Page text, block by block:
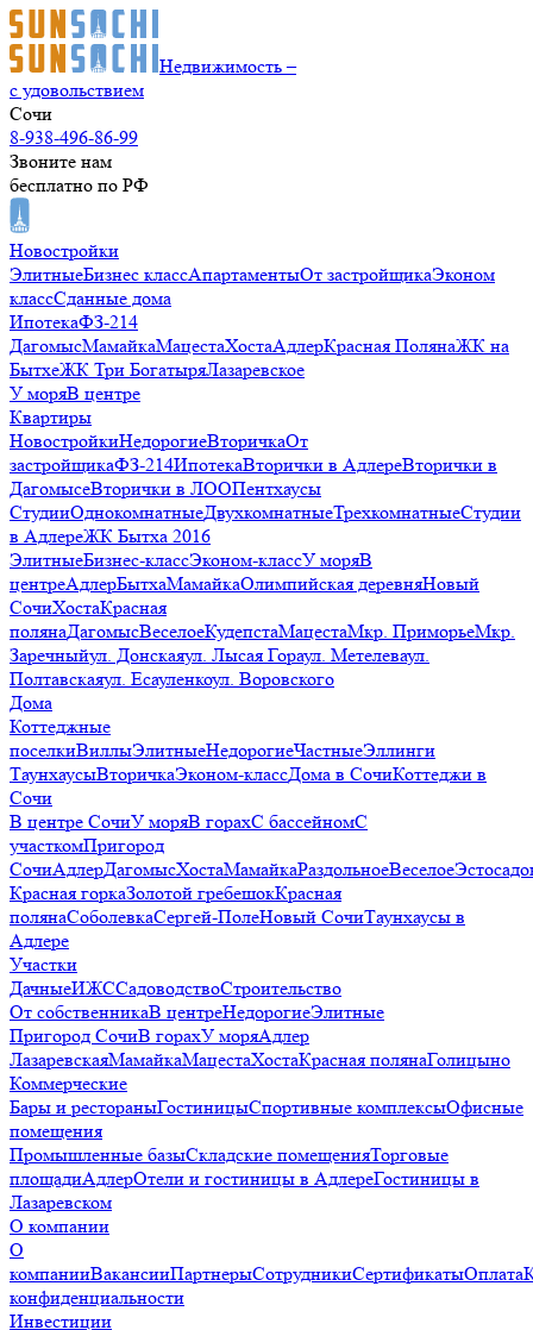
Недвижимость –
с удовольствием
Сочи
8-938-496-86-99
Звоните нам
бесплатно по РФ
Новостройки
ЭлитныеБизнес классАпартаментыОт застройщикаЭконом
классСданные дома
ИпотекаФЗ-214
ДагомысМамайкаМацестаХостаАдлерКрасная ПолянаЖК на
БытхеЖК Три БогатыряЛазаревское
У моряВ центре
Квартиры
НовостройкиНедорогиеВторичкаОт
застройщикаФЗ-214ИпотекаВторички в АдлереВторички в
ДагомысеВторички в ЛООПентхаусы
СтудииОднокомнатныеДвухкомнатныеТрехкомнатныеСтудии
в АдлереЖК Бытха 2016
ЭлитныеБизнес-классЭконом-классУ моряВ
центреАдлерБытхаМамайкаОлимпийская деревняНовый
СочиХостаКрасная
полянаДагомысВеселоеКудепстаМацестаМкр. ПриморьеМкр.
Заречныйул. Донскаяул. Лысая Гораул. Метелеваул.
Полтавскаяул. Есауленкоул. Воровского
Дома
Коттеджные
поселкиВиллыЭлитныеНедорогиеЧастныеЭллинги
ТаунхаусыВторичкаЭконом-классДома в СочиКоттеджи в
Сочи
В центре СочиУ моряВ горахС бассейномС
участкомПригород
СочиАдлерДагомысХостаМамайкаРаздольноеВеселое
Красная горкаЗолотой гребешокКрасная
полянаСоболевкаСергей-ПолеНовый СочиТаунхаусы в
Адлере
Участки
ДачныеИЖССадоводствоСтроительство
От собственникаВ центреНедорогиеЭлитные
Пригород СочиВ горахУ моряАдлер
ЛазаревскаяМамайкаМацестаХостаКрасная полянаГолицыно
Коммерческие
Бары и рестораныГостиницыСпортивные комплексыОфисные
помещения
Промышленные базыСкладские помещенияТорговые
площадиАдлерОтели и гостиницы в АдлереГостиницы в
Лазаревском
О компании
О
компанииВакансииПартнерыСотрудникиСертификатыОплата
конфиденциальности
Инвестиции